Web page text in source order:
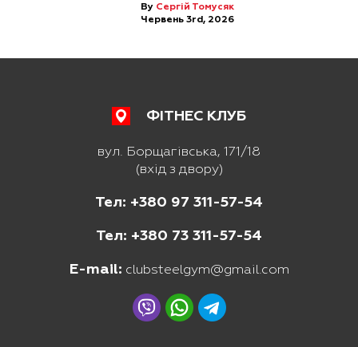
By Сергій Томусяк
Червень 3rd, 2026
ФІТНЕС КЛУБ
вул. Борщагівська, 171/18
(вхід з двору)
Тел: +380 97 311-57-54
Тел: +380 73 311-57-54
E-mail: clubsteelgym@gmail.com